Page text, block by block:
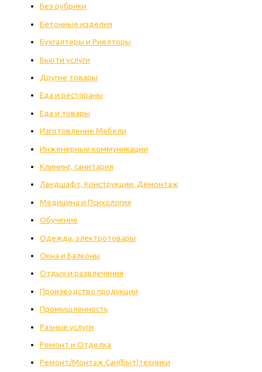
Без рубрики
Бетонные изделия
Бухгалтеры и Риелторы
Бьюти услуги
Другие товары
Еда и рестораны
Еда и товары
Изготовление Мебели
Инженерные коммуникации
Клининг, санитария
Ландшафт, Конструкции, Демонтаж
Медицина и Психология
Обучение
Одежда, электротовары
Окна и Балконы
Отдых и развлечения
Производство продукции
Промышленность
Разные услуги
Ремонт и Отделка
Ремонт/Монтаж Сан(Быт)техники